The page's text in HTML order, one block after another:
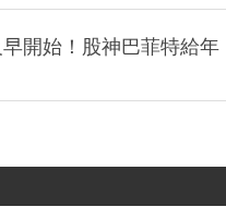
開始！股神巴菲特給年